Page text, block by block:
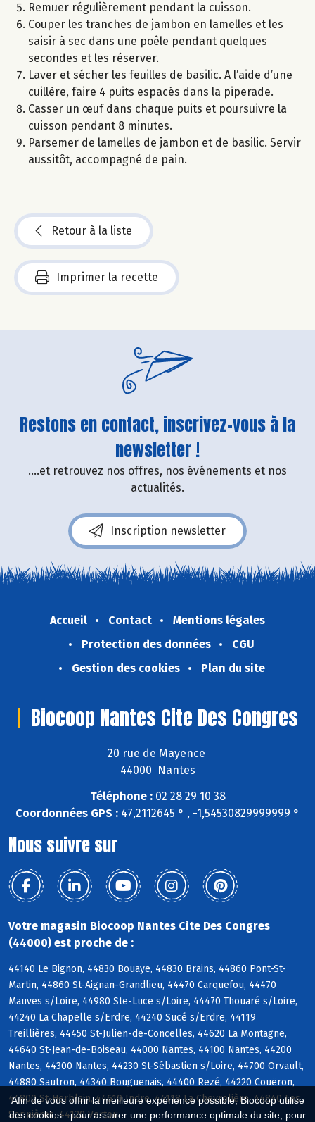
Afin de vous offrir la meilleure expérience possible, Biocoop utilise
des cookies : pour assurer une performance optimale du site, pour
Remuer régulièrement pendant la cuisson.
Couper les tranches de jambon en lamelles et les
saisir à sec dans une poêle pendant quelques
secondes et les réserver.
Laver et sécher les feuilles de basilic. A l’aide d’une
cuillère, faire 4 puits espacés dans la piperade.
Casser un œuf dans chaque puits et poursuivre la
cuisson pendant 8 minutes.
Parsemer de lamelles de jambon et de basilic. Servir
aussitôt, accompagné de pain.
Retour à la liste
Imprimer la recette
Restons en contact, inscrivez-vous à la
newsletter !
....et retrouvez nos offres, nos événements et nos
actualités.
Inscription newsletter
Accueil Contact
Mentions légales
Protection des données
CGU
Gestion des cookies
Plan du site
Biocoop Nantes Cite Des Congres
20 rue de Mayence
44000 Nantes
Téléphone :02 28 29 10 38
Coordonnées GPS : 47,2112645 ° , -1,54530829999999 °
Nous suivre sur
Votre magasin Biocoop Nantes Cite Des Congres
(44000) est proche de :
44140 Le Bignon, 44830 Bouaye, 44830 Brains, 44860 Pont-St-
Martin, 44860 St-Aignan-Grandlieu, 44470 Carquefou, 44470
Mauves s/Loire, 44980 Ste-Luce s/Loire, 44470 Thouaré s/Loire,
44240 La Chapelle s/Erdre, 44240 Sucé s/Erdre, 44119
Treillières, 44450 St-Julien-de-Concelles, 44620 La Montagne,
44640 St-Jean-de-Boiseau, 44000 Nantes, 44100 Nantes, 44200
Nantes, 44300 Nantes, 44230 St-Sébastien s/Loire, 44700 Orvault,
44880 Sautron, 44340 Bouguenais, 44400 Rezé, 44220 Couëron,
44800 St-Herblain, 44610 Indre, 44118 La Chevrolière, 44840 Les
Sorinières, 44120 Vertou